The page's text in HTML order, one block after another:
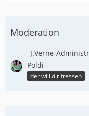
Moderation
J.Verne-
Poldi
der will dir fressen